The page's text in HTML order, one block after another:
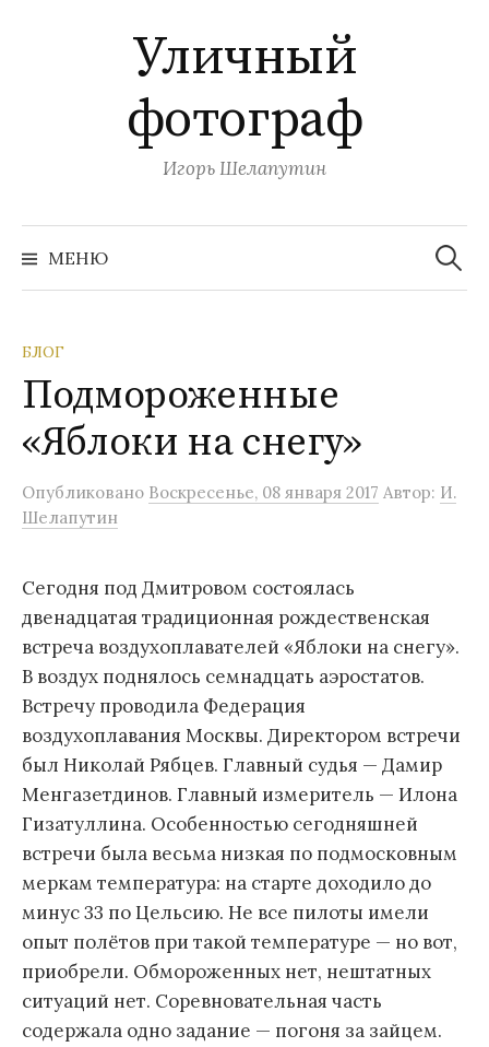
к
с
м
о
м
Уличный
фотограф
Игорь Шелапутин
МЕНЮ а
й
БЛОГ
Подмороженные
«Яблоки на снегу»
Опубликовано Воскресенье, 08 января 2017 Автор: И.
Шелапутин
Сегодня под Дмитровом состоялась
двенадцатая традиционная рождественская
встреча воздухоплавателей «Яблоки на снегу».
В воздух поднялось семнадцать аэростатов.
Встречу проводила Федерация
воздухоплавания Москвы. Директором встречи
был Николай Рябцев. Главный судья — Дамир
Менгазетдинов. Главный измеритель — Илона
Гизатуллина. Особенностью сегодняшней
встречи была весьма низкая по подмосковным
меркам температура: на старте доходило до
минус 33 по Цельсию. Не все пилоты имели
опыт полётов при такой температуре — но вот,
приобрели. Обмороженных нет, нештатных
ситуаций нет. Соревновательная часть
содержала одно задание — погоня за зайцем.